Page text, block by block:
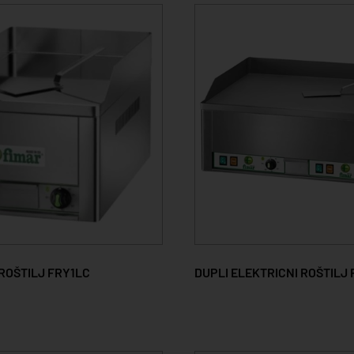
FRY1LC DUPLI ELEKTRICNI ROŠTILJ